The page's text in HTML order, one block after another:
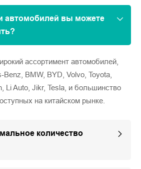
автомобилей вы можете
ассортимент автомобилей,
BMW, BYD, Volvo, Toyota,
Li Auto, Jikr, Tesla, и большинство
на китайском рынке.
количество